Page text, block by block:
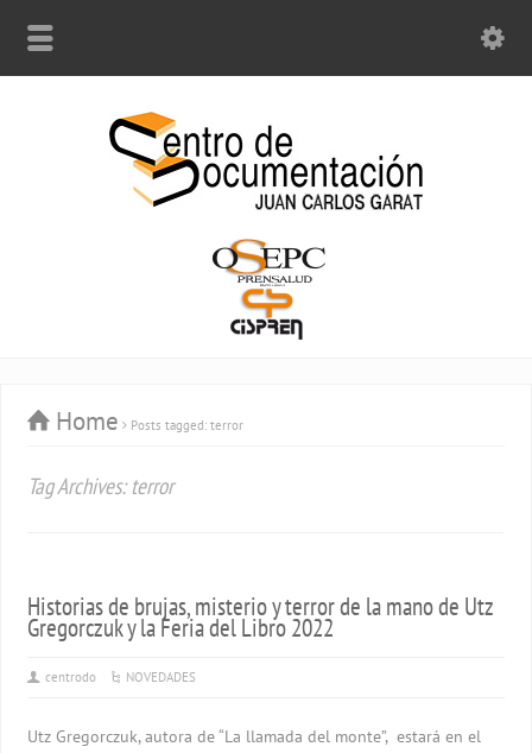
Home Posts tagged: terror
Tag Archives: terror
Historias de brujas, misterio y terror de la mano de Utz
Gregorczuk y la Feria del Libro 2022
centrodo NOVEDADES
Utz Gregorczuk, autora de “La llamada del monte”, estará en el